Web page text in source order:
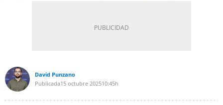
David Punzano
Publicada15 octubre 202510:45h